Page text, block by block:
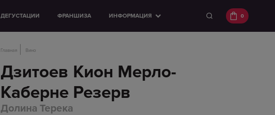
ДЕГУСТАЦИИ ФРАНШИЗА ИНФОРМАЦИЯ 0
Главная Вино
Дзитоев Кион Мерло-
Каберне Резерв
Долина Терека